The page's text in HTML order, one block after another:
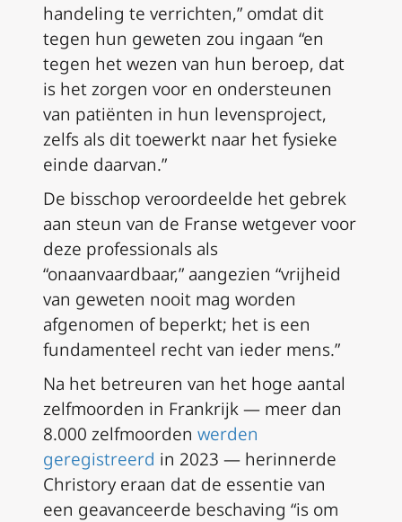
handeling te verrichten,” omdat dit
tegen hun geweten zou ingaan “en
tegen het wezen van hun beroep, dat
is het zorgen voor en ondersteunen
van patiënten in hun levensproject,
zelfs als dit toewerkt naar het fysieke
einde daarvan.”
De bisschop veroordeelde het gebrek
aan steun van de Franse wetgever voor
deze professionals als
“onaanvaardbaar,” aangezien “vrijheid
van geweten nooit mag worden
afgenomen of beperkt; het is een
fundamenteel recht van ieder mens.”
Na het betreuren van het hoge aantal
zelfmoorden in Frankrijk — meer dan
8.000 zelfmoorden werden
geregistreerd in 2023 — herinnerde
Christory eraan dat de essentie van
een geavanceerde beschaving “is om